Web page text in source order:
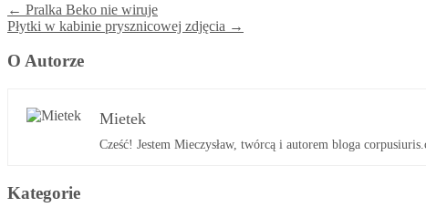
← Pralka Beko nie wiruje
Płytki w kabinie prysznicowej zdjęcia →
O Autorze
Mietek
Cześć! Jestem Mieczysław, twórcą i autorem bloga
Kategorie